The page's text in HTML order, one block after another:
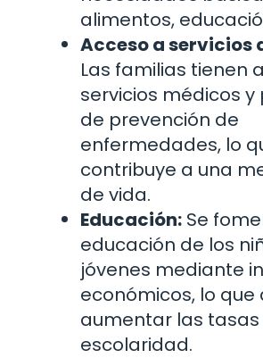
alimentos,
Acceso a servicios
Las familias tienen
servicios médicos
de prevención de
enfermedades, lo
contribuye a una
de vida.
Educación: Se
educación de los
jóvenes mediante
económicos, lo que
aumentar las tasas
escolaridad.